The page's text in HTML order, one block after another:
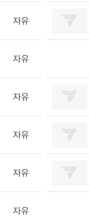
자유
자유
자유
자유
자유
자유